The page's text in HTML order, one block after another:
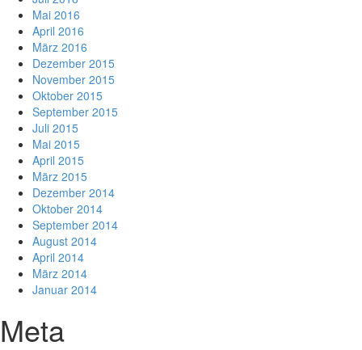
Mai 2016
April 2016
März 2016
Dezember 2015
November 2015
Oktober 2015
September 2015
Juli 2015
Mai 2015
April 2015
März 2015
Dezember 2014
Oktober 2014
September 2014
August 2014
April 2014
März 2014
Januar 2014
Meta